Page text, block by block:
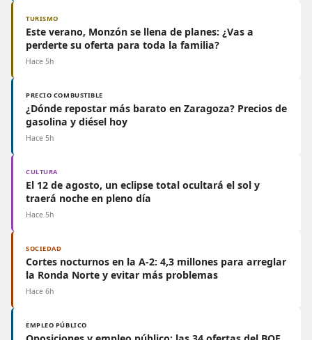
TURISMO
Este verano, Monzón se llena de planes: ¿Vas a
perderte su oferta para toda la familia?
Hace 5h
PRECIO COMBUSTIBLE
¿Dónde repostar más barato en Zaragoza? Precios de
gasolina y diésel hoy
Hace 5h
CULTURA
El 12 de agosto, un eclipse total ocultará el sol y
traerá noche en pleno día
Hace 5h
SOCIEDAD
Cortes nocturnos en la A-2: 4,3 millones para arreglar
la Ronda Norte y evitar más problemas
Hace 6h
EMPLEO PÚBLICO